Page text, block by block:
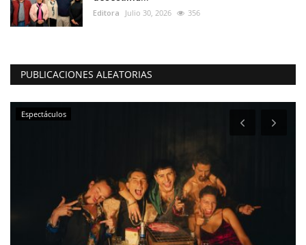
Editora Julio 30, 2026 356
PUBLICACIONES ALEATORIAS
Espectáculos